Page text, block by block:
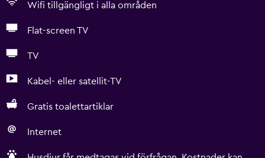
Wifi tillgängligt i alla områden
Flat-screen TV
TV
Kabel- eller satellit-TV
Gratis toalettartiklar
Internet